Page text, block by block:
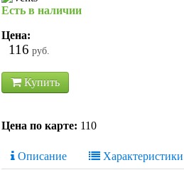
Есть в наличии
Цена:
116 руб.
Купить
Цена по карте: 110
Описание Характеристики